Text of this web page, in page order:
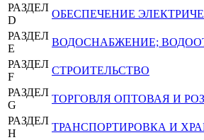
РАЗДЕЛ
D
ОБЕСПЕЧЕНИЕ
РАЗДЕЛ
E
ВОДОСНАБЖЕНИЕ;
РАЗДЕЛ
F
СТРОИТЕЛЬСТВО
РАЗДЕЛ
G
ТОРГОВЛЯ ОПТОВАЯ И
РАЗДЕЛ
H
ТРАНСПОРТИРОВКА И